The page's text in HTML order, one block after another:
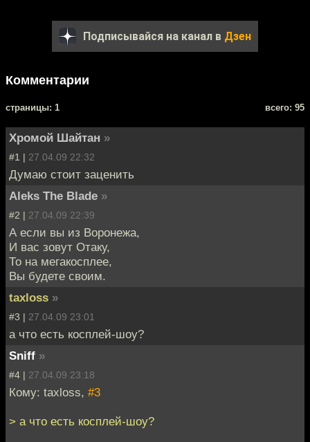
Подписывайся на канал в Дзен
Комментарии
cтраницы: 1 всего: 95
Хромой Шайтан »
#1 | 27.04.09 22:32
Думаю стоит заценить
Aleks The Blade »
#2 | 27.04.09 22:39
А если вы из Воронежа,
И вас зовут Отаку,
То на мегакосплее,
Вы будете своим.
taxloss »
#3 | 27.04.09 23:01
а что есть косплей-шоу?
Sniff »
#4 | 27.04.09 23:18
Кому: taxloss, #3
> а что есть косплей-шоу?